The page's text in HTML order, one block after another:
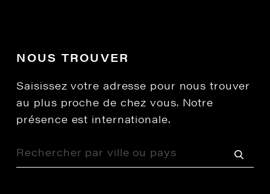
NOUS TROUVER
Saisissez votre adresse pour nous trouver
au plus proche de chez vous. Notre
présence est internationale.